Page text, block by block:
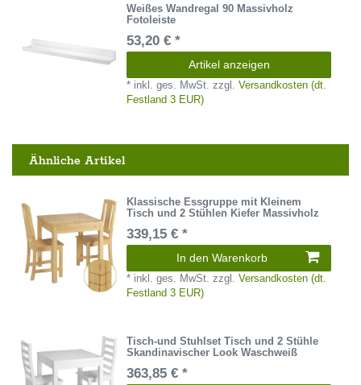
Weißes Wandregal 90 Massivholz
Fotoleiste
53,20 € *
Artikel anzeigen
* inkl. ges. MwSt. zzgl.Versandkosten (dt.
Festland 3 EUR)
Ähnliche Artikel
Klassische Essgruppe mit Kleinem
Tisch und 2 Stühlen Kiefer Massivholz
339,15 € *
In den Warenkorb
* inkl. ges. MwSt. zzgl.Versandkosten (dt.
Festland 3 EUR)
Tisch-und Stuhlset Tisch und 2 Stühle
Skandinavischer Look Waschweiß
363,85 € *